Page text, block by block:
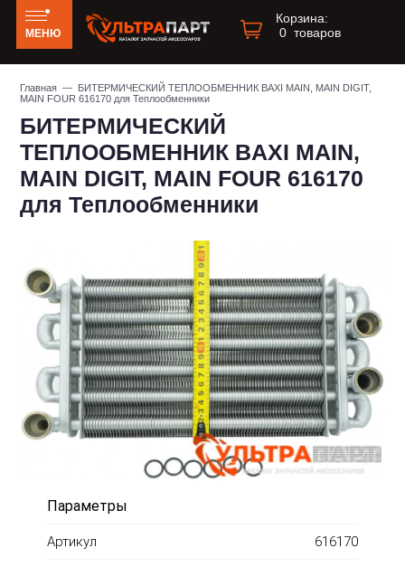
МЕНЮ
Корзина:
0 товаров
Главная — БИТЕРМИЧЕСКИЙ ТЕПЛООБМЕННИК BAXI MAIN, MAIN DIGIT,
MAIN FOUR 616170 для Теплообменники
БИТЕРМИЧЕСКИЙ
ТЕПЛООБМЕННИК BAXI MAIN,
MAIN DIGIT, MAIN FOUR 616170
для Теплообменники
Параметры
Артикул 616170